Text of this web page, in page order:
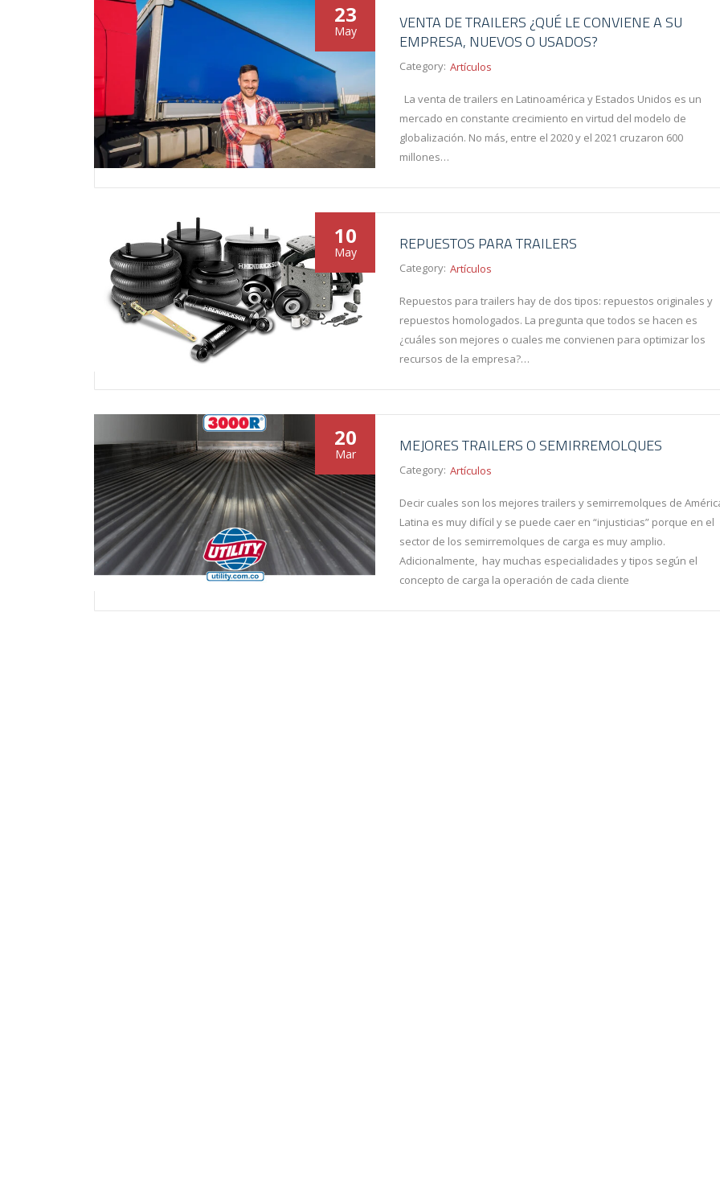
23
May
VENTA DE TRAILERS ¿QUÉ LE CONVIENE A SU
EMPRESA, NUEVOS O USADOS?
Category: Artículos
La venta de trailers en Latinoamérica y Estados Unidos es un
mercado en constante crecimiento en virtud del modelo de
globalización. No más, entre el 2020 y el 2021 cruzaron 600
millones…
10
May REPUESTOS PARA TRAILERS
Category: Artículos
Repuestos para trailers hay de dos tipos: repuestos originales y
repuestos homologados. La pregunta que todos se hacen es
¿cuáles son mejores o cuales me convienen para optimizar los
recursos de la empresa?…
20
Mar MEJORES TRAILERS O SEMIRREMOLQUES
Category: Artículos
Decir cuales son los mejores trailers y semirremolques de
Latina es muy difícil y se puede caer en “injusticias” porque en el
sector de los semirremolques de carga es muy amplio.
Adicionalmente, hay muchas especialidades y tipos según el
concepto de carga la operación de cada cliente